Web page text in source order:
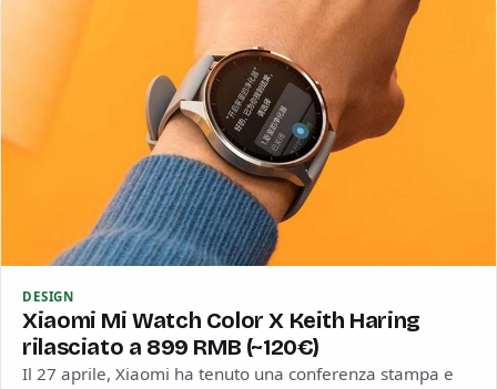
DESIGN
Xiaomi Mi Watch Color X Keith Haring
rilasciato a 899 RMB (~120€)
Il 27 aprile, Xiaomi ha tenuto una conferenza stampa e